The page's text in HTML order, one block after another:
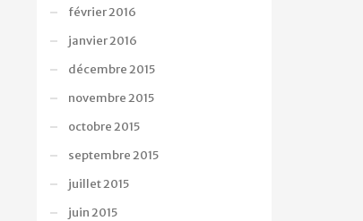
février 2016
janvier 2016
décembre 2015
novembre 2015
octobre 2015
septembre 2015
juillet 2015
juin 2015